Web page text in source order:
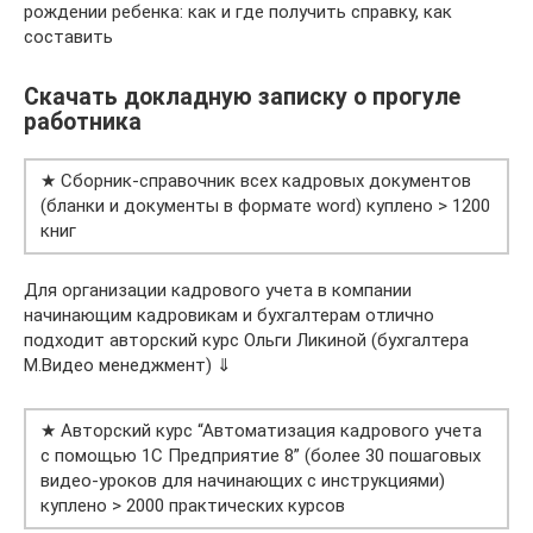
рождении ребенка: как и где получить справку, как
составить
Скачать докладную записку о прогуле
работника
★ Сборник-справочник всех кадровых документов
(бланки и документы в формате word) куплено > 1200
книг
Для организации кадрового учета в компании
начинающим кадровикам и бухгалтерам отлично
подходит авторский курс Ольги Ликиной (бухгалтера
М.Видео менеджмент) ⇓
★ Авторский курс “Автоматизация кадрового учета
с помощью 1С Предприятие 8” (более 30 пошаговых
видео-уроков для начинающих с инструкциями)
куплено > 2000 практических курсов